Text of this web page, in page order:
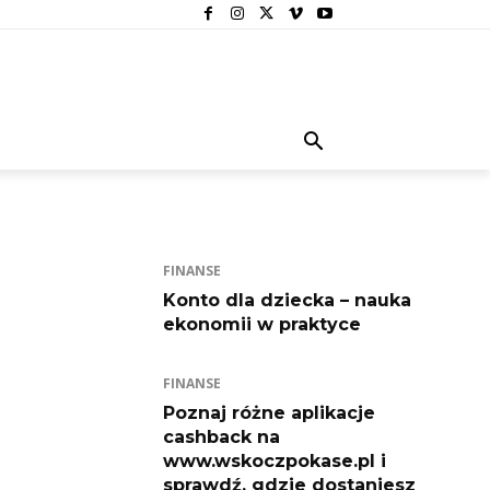
FINANSE
Konto dla dziecka – nauka
ekonomii w praktyce
FINANSE
Poznaj różne aplikacje
cashback na
www.wskoczpokase.pl i
sprawdź, gdzie dostaniesz